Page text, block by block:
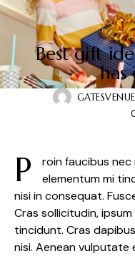
Best gift
has
P
roin faucibus nec
elementum mi
nisi in consequat.
Cras sollicitudin,
tincidunt. Cras
nisi. Aenean vulputate